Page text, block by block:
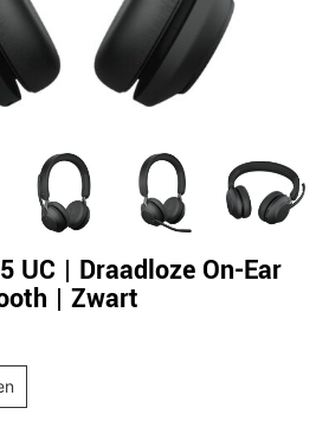
UC | Draadloze On-Ear
| Zwart